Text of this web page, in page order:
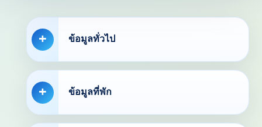
ข้อมูลทั่วไป
ข้อมูลที่พัก